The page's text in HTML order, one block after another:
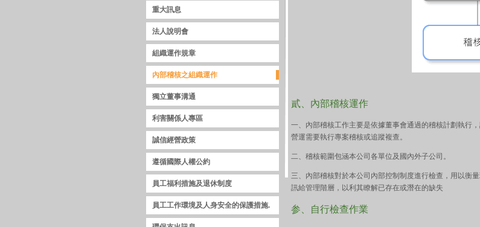
貳、內部稽核運作
一、內部稽核工作主要是依據董事會通過的稽核計劃執行
營運需要執行專案稽核或追蹤複查。
二、稽核範圍包涵本公司各單位及國內外子公司。
三、內部稽核對於本公司內部控制制度進行檢查，用以衡
訊給管理階層，以利其瞭解已存在或潛在的缺失
参、自行檢查作業
重大訊息
法人說明會
組織運作規章
內部稽核之組織運作
獨立董事溝通
利害關係人專區
誠信經營政策
遵循國際人權公約
員工福利措施及退休制度
員工工作環境及人身安全的保護措施.